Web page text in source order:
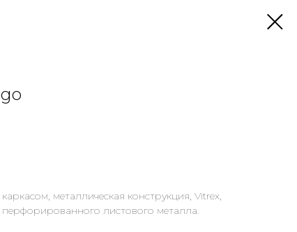
металлическая конструкция, Vitrex,
листового металла.